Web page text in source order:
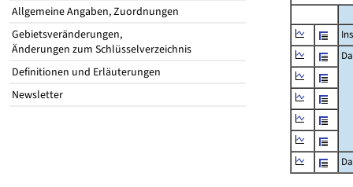
Allgemeine Angaben, Zuordnungen
Gebietsveränderungen,
Änderungen zum Schlüsselverzeichnis
Definitionen und Erläuterungen
Newsletter